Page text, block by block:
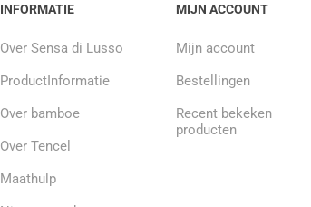
INFORMATIE
Over Sensa di Lusso
ProductInformatie
Over bamboe
Over Tencel
Maathulp
MIJN ACCOUNT
Mijn account
Bestellingen
Recent bekeken
producten